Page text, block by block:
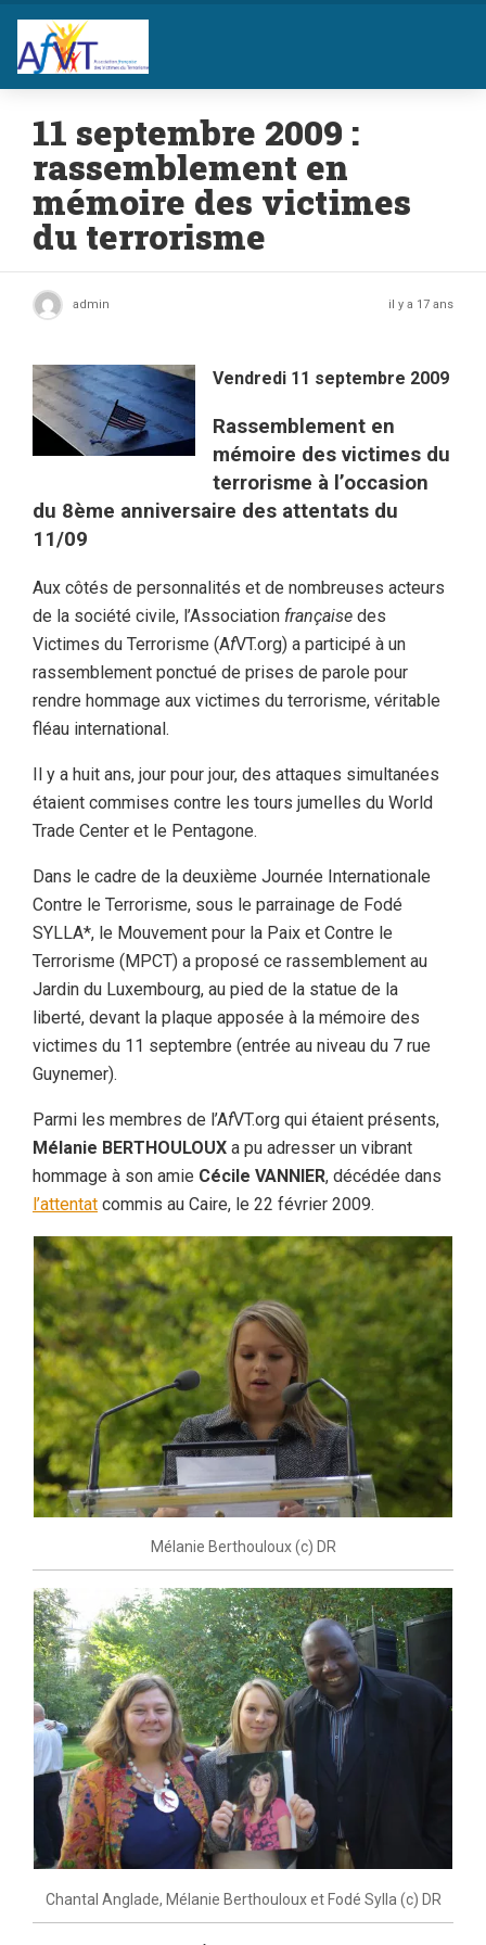
11 septembre 2009 :
rassemblement en
mémoire des victimes
du terrorisme
admin il y a 17 ans
Vendredi 11 septembre 2009
Rassemblement en
mémoire des victimes du
terrorisme à l’occasion
du 8ème anniversaire des attentats du
11/09
Aux côtés de personnalités et de nombreuses acteurs
de la société civile, l’Association française des
Victimes du Terrorisme (AfVT.org) a participé à un
rassemblement ponctué de prises de parole pour
rendre hommage aux victimes du terrorisme, véritable
fléau international.
Il y a huit ans, jour pour jour, des attaques simultanées
étaient commises contre les tours jumelles du World
Trade Center et le Pentagone.
Dans le cadre de la deuxième Journée Internationale
Contre le Terrorisme, sous le parrainage de Fodé
SYLLA*, le Mouvement pour la Paix et Contre le
Terrorisme (MPCT) a proposé ce rassemblement au
Jardin du Luxembourg, au pied de la statue de la
liberté, devant la plaque apposée à la mémoire des
victimes du 11 septembre (entrée au niveau du 7 rue
Guynemer).
Parmi les membres de l’AfVT.org qui étaient présents,
Mélanie BERTHOULOUX a pu adresser un vibrant
hommage à son amie Cécile VANNIER, décédée dans
l’attentat commis au Caire, le 22 février 2009.
Mélanie Berthouloux (c) DR
Chantal Anglade, Mélanie Berthouloux et Fodé Sylla (c) DR